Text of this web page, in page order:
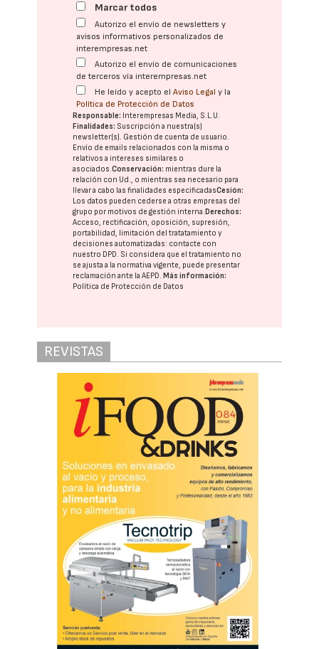
Marcar todos
Autorizo el envío de newsletters y
avisos informativos personalizados de
interempresas.net
Autorizo el envío de comunicaciones
de terceros vía interempresas.net
He leído y acepto elAviso Legal y la
Política de Protección de Datos
Responsable: Interempresas Media, S.L.U.
Finalidades: Suscripción a nuestra(s)
newsletter(s). Gestión de cuenta de usuario.
Envío de emails relacionados con la misma o
relativos a intereses similares o
asociados.Conservación: mientras dure la
relación con Ud., o mientras sea necesario para
llevar a cabo las finalidades especificadasCesión:
Los datos pueden cederse a otras empresas del
grupo por motivos de gestión interna.Derechos:
Acceso, rectificación, oposición, supresión,
portabilidad, limitación del tratatamiento y
decisiones automatizadas: contacte con
nuestro DPD. Si considera que el tratamiento no
se ajusta a la normativa vigente, puede presentar
reclamación ante laAEPD.Más información:
Política de Protección de Datos
REVISTAS